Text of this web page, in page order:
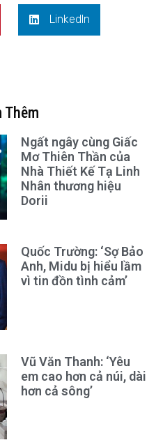
LinkedIn
Thêm
Ngất ngây cùng Giấc
Mơ Thiên Thần của
Nhà Thiết Kế Tạ Linh
Nhân thương hiệu
Dorii
Quốc Trường: ‘Sợ Bảo
Anh, Midu bị hiểu lầm
vì tin đồn tình cảm’
Vũ Văn Thanh: ‘Yêu
em cao hơn cả núi, dài
hơn cả sông’